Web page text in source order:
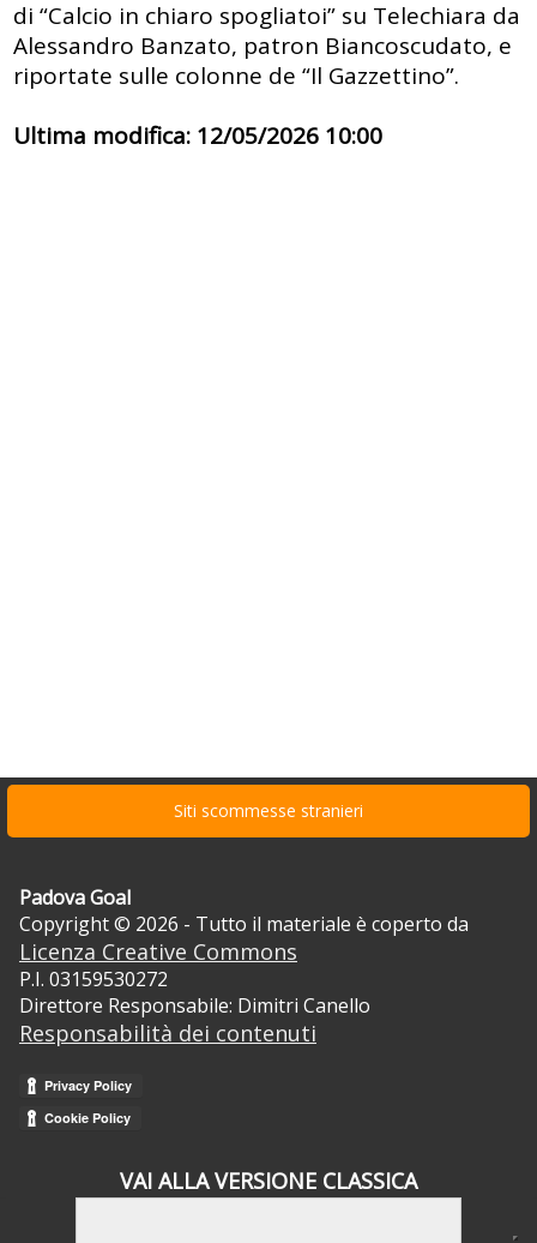
di “Calcio in chiaro spogliatoi” su Telechiara da
Alessandro Banzato, patron Biancoscudato, e
riportate sulle colonne de “Il Gazzettino”.
Ultima modifica: 12/05/2026 10:00
Siti scommesse stranieri
Padova Goal
Copyright © 2026 - Tutto il materiale è coperto da
Licenza Creative Commons
P.I. 03159530272
Direttore Responsabile: Dimitri Canello
Responsabilità dei contenuti
VAI ALLA VERSIONE CLASSICA